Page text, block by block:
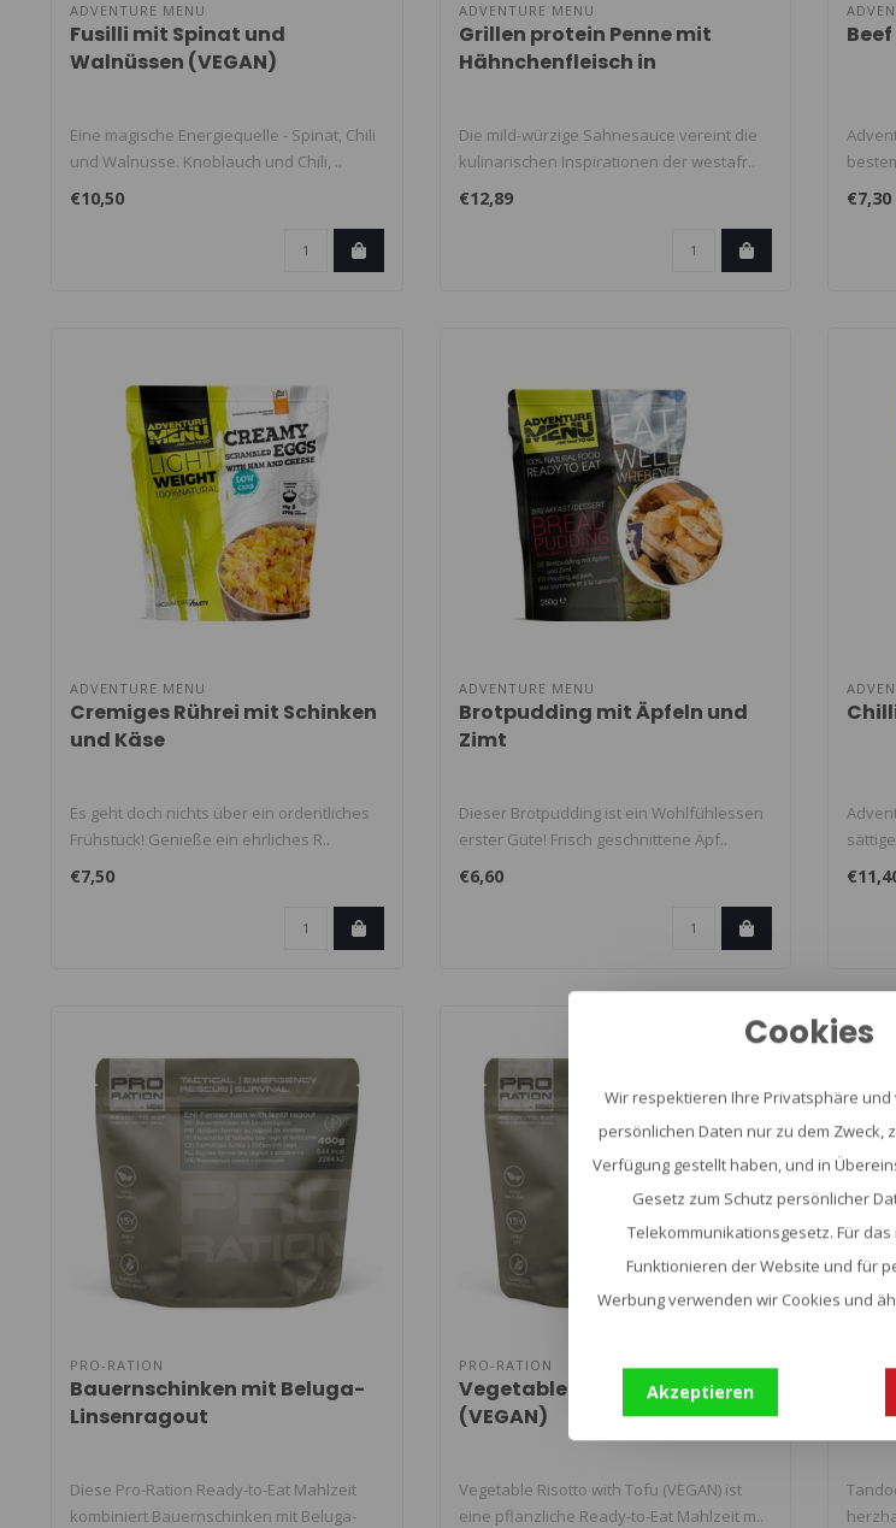
ADVENTURE MENU
Fusilli mit Spinat und
Walnüssen (VEGAN)
Eine magische Energiequelle - Spinat, Chili
und Walnüsse. Knoblauch und Chili, ..
€10,50
ADVENTURE MENU
Grillen protein Penne mit
Hähnchenfleisch in
Die mild-würzige Sahnesauce vereint die
kulinarischen Inspirationen der westafr..
€12,89
einen ..
€7,30
ADVENTURE MENU
Cremiges Rührei mit Schinken
und Käse
Es geht doch nichts über ein ordentliches
Frühstück! Genieße ein ehrliches R..
€7,50
ADVENTURE MENU
Brotpudding mit Äpfeln und
Zimt
Dieser Brotpudding ist ein Wohlfühlessen
erster Güte! Frisch geschnittene Äpf..
€6,60
PRO-RATION
Bauernschinken mit Beluga-
Linsenragout
Diese Pro-Ration Ready-to-Eat Mahlzeit
kombiniert Bauernschinken mit Beluga-
PRO-RATION
Vegetable risotto mit Tofu
(VEGAN)
Vegetable Risotto with Tofu (VEGAN) ist
eine pflanzliche Ready-to-Eat Mahlzeit m..
PRO-
Cookies
Wir respektieren Ihre Privatsphäre
persönlichen Daten nur zu dem Zweck,
Verfügung gestellt haben, und in
Gesetz zum Schutz persönlicher
Telekommunikationsgesetz. Für
Funktionieren der Website und für
Werbung verwenden wir Cookies und
Akzeptieren